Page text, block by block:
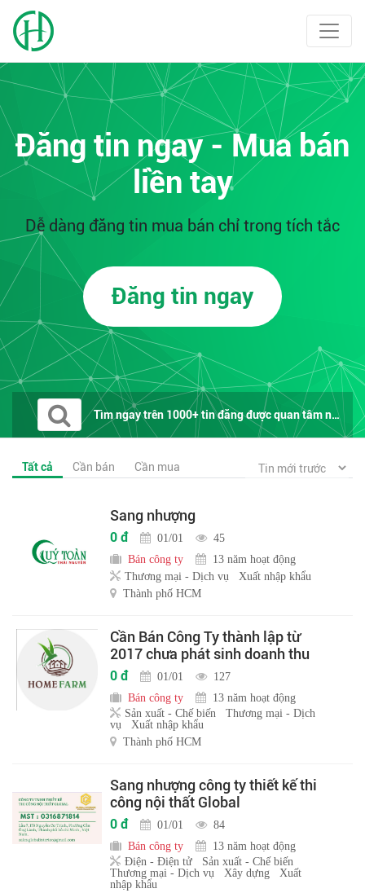
Đăng tin ngay - Mua bán
liền tay
Dễ dàng đăng tin mua bán chỉ trong tích tắc
Đăng tin ngay
Tìm ngay trên 1000+ tin đăng được quan tâm nhất trên...
Tất cả Cần bán Cần mua
Sang nhượng
0 đ 01/01
45
Bán công ty
13 năm hoạt động
Thương mại - Dịch vụ
Xuất nhập khẩu
Thành phố HCM
Cần Bán Công Ty thành lập từ
2017 chưa phát sinh doanh thu
0 đ 01/01
127
Bán công ty
13 năm hoạt động
Sản xuất - Chế biến
Thương mại - Dịch
vụ
Xuất nhập khẩu
Thành phố HCM
Sang nhượng công ty thiết kế thi
công nội thất Global
0 đ 01/01
84
Bán công ty
13 năm hoạt động
Điện - Điện tử
Sản xuất - Chế biến
Thương mại - Dịch vụ
Xây dựng
Xuất
nhập khẩu